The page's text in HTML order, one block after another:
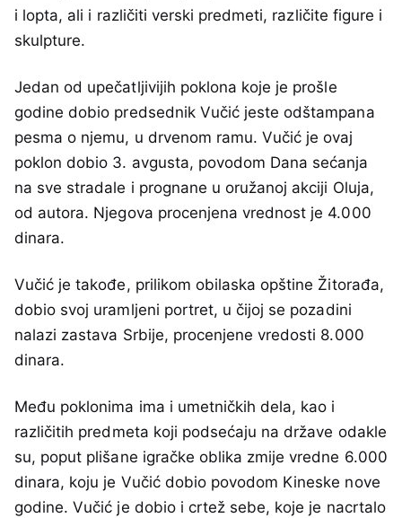
i lopta, ali i različiti verski predmeti, različite figure i
skulpture.
Jedan od upečatljivijih poklona koje je prošle
godine dobio predsednik Vučić jeste odštampana
pesma o njemu, u drvenom ramu. Vučić je ovaj
poklon dobio 3. avgusta, povodom Dana sećanja
na sve stradale i prognane u oružanoj akciji Oluja,
od autora. Njegova procenjena vrednost je 4.000
dinara.
Vučić je takođe, prilikom obilaska opštine Žitorađa,
dobio svoj uramljeni portret, u čijoj se pozadini
nalazi zastava Srbije, procenjene vredosti 8.000
dinara.
Među poklonima ima i umetničkih dela, kao i
različitih predmeta koji podsećaju na države odakle
su, poput plišane igračke oblika zmije vredne 6.000
dinara, koju je Vučić dobio povodom Kineske nove
godine. Vučić je dobio i crtež sebe, koje je nacrtalo